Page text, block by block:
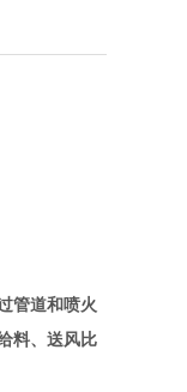
管道和喷火
料、送风比